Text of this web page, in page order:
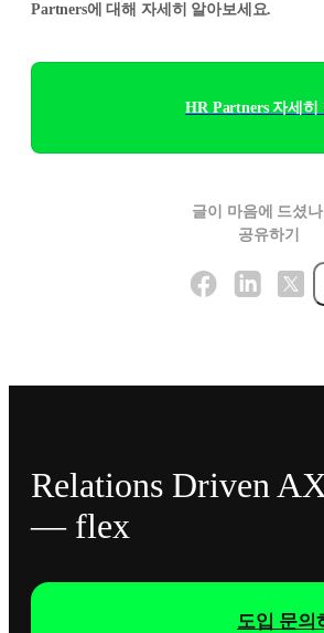
Partners에 대해 자세히 알아보세요.
HR Partners 자세히
글이 마음에 드셨
공유하기
Relations Driven
— flex
도입 문의